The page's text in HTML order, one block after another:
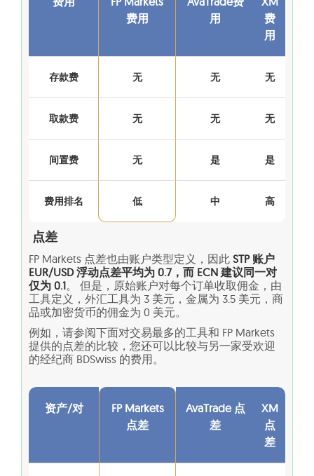
费用
用
费
用
存款费 无 无 无
取款费 无 无 无
间置费 无 是 是
费用排名 低 中 高
点差
FP Markets 点差也由账户类型定义，因此 STP 账户
EUR/USD 浮动点差平均为 0.7，而 ECN 建议同一对
仅为 0.1。 但是，原始账户对每个订单收取佣金，由
工具定义，外汇工具为 3 美元，金属为 3.5 美元，商
品或加密货币的佣金为 0 美元。
例如，请参阅下面对交易最多的工具和 FP Markets
提供的点差的比较，您还可以比较与另一家受欢迎
的经纪商 BDSwiss 的费用。
资产/对
FP Markets
点差
AvaTrade 点
差
XM
点
差